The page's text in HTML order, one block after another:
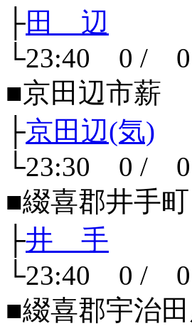
├田 辺
└23:40 0 / 0
■京田辺市薪
├京田辺(気)
└23:30 0 / 0
■綴喜郡井手町
├井 手
└23:40 0 / 0
■綴喜郡宇治